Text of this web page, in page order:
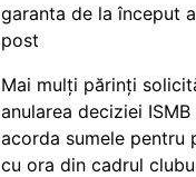
garanta de la început
post
Mai mulți părinți
anularea deciziei
acorda sumele pentru
cu ora din cadrul